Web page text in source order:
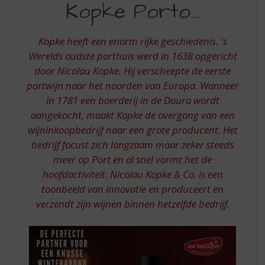
PORTOKopke Porto...
Kopke heeft een enorm rijke geschiedenis. 's
Werelds oudste porthuis werd in 1638 opgericht
door Nicolau Kopke. Hij verscheepte de eerste
portwijn naar het noorden van Europa. Wanneer
in 1781 een boerderij in de Douro wordt
aangekocht, maakt Kopke de overgang van een
wijninkoopbedrijf naar een grote producent. Het
bedrijf focust zich langzaam maar zeker steeds
meer op Port en al snel vormt het de
hoofdactiviteit. Nicolau Kopke & Co. is een
toonbeeld van innovatie en produceert en
verzendt zijn wijnen binnen hetzelfde bedrijf.